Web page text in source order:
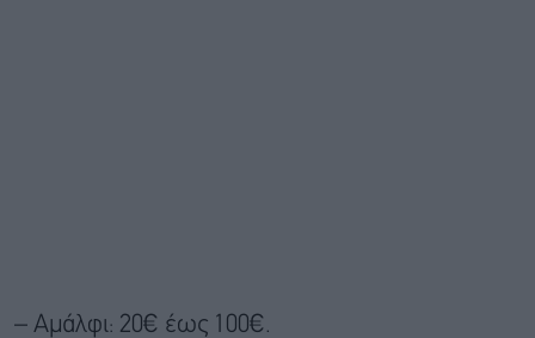
– Αμάλφι: 20€ έως 100€.